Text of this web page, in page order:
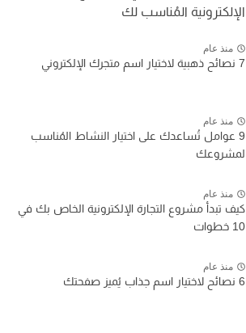
الإلكترونية المُناسب لك
منذ عام
7 نصائح ذهبية لاختيار اسم متجرك الإلكتروني
منذ عام
9 عوامل تُساعدك على اختيار النشاط المُناسب
لمشروعك
منذ عام
كيف تبدأ مشروع التجارة الإلكترونية الخاص بك في
10 خطوات
منذ عام
6 نصائح لاختيار اسم جذاب يُميز صفحتك